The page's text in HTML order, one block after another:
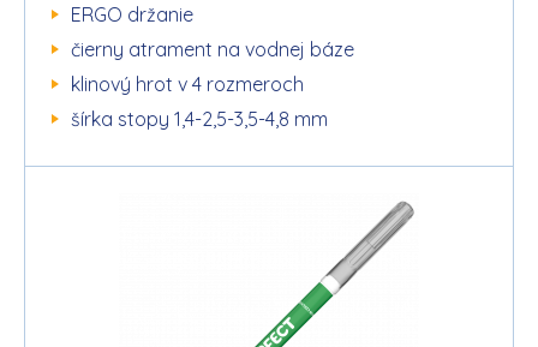
ERGO držanie
čierny atrament na vodnej báze
klinový hrot v 4 rozmeroch
šírka stopy 1,4-2,5-3,5-4,8 mm